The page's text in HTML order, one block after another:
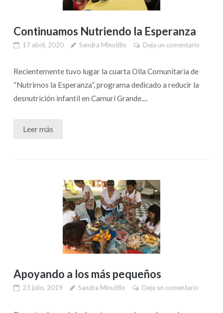
Continuamos Nutriendo la Esperanza
17 abril, 2020 Sandra Minutillo Deja un comentario
Recientemente tuvo lugar la cuarta Olla Comunitaria de
“Nutrimos la Esperanza”, programa dedicado a reducir la
desnutrición infantil en Camurí Grande....
Leer más
Apoyando a los más pequeños
23 julio, 2019 Sandra Minutillo Deja un comentario